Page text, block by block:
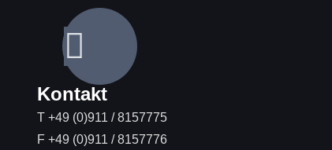
Kontakt
T +49 (0)911 / 8157775
F +49 (0)911 / 8157776